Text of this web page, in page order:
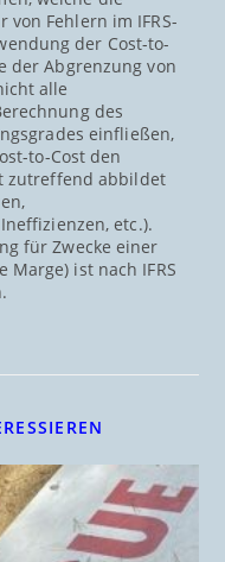
Fehlern im IFRS-
der Cost-to-
der Abgrenzung von
alle
des
einfließen,
to-Cost den
zutreffend abbildet
etc.).
für Zwecke einer
ist nach IFRS